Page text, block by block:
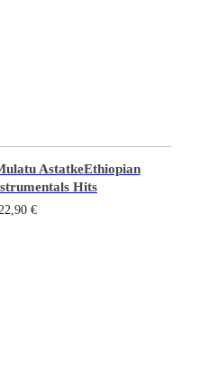
AstatkeEthiopian
Hits
22,90 €